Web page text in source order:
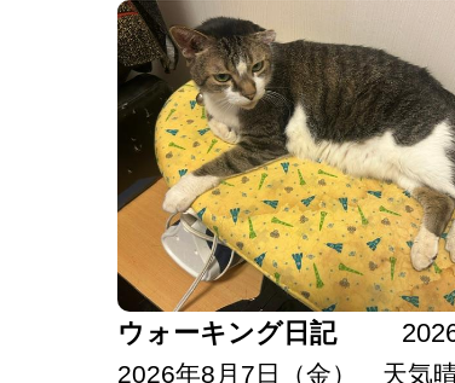
ウォーキング日記
2026年8月7日（金） 天気